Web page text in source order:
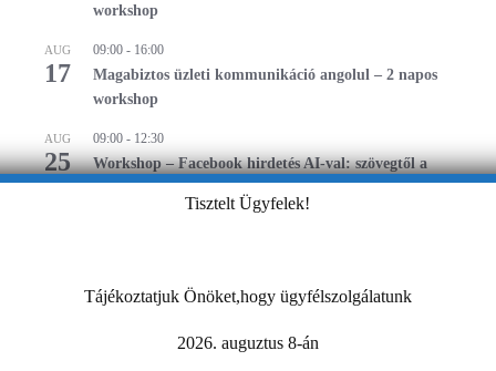
workshop
AUG
17
09:00 - 16:00
Magabiztos üzleti kommunikáció angolul – 2 napos
workshop
AUG
25
09:00 - 12:30
Workshop – Facebook hirdetés AI-val: szövegtől a
kész kampányig egy délelőtt alatt
MIBEN SEGÍT A KAMARA?
Tisztelt Ügyfelek!
Tájékoztatjuk Önöket,hogy ügyfélszolgálatunk
2026. auguztus 8-án